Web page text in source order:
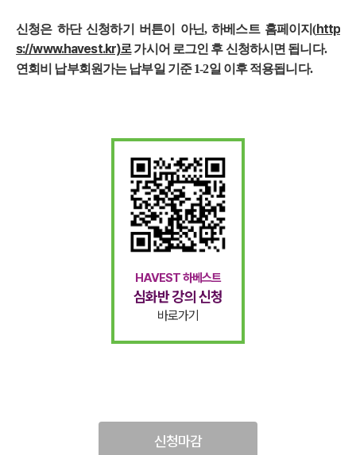
신청은 하단 신청하기 버튼이 아닌, 하베스트 홈페이지(http
s://www.havest.kr)로가시어 로그인 후 신청하시면 됩니다.
연회비 납부회원가는 납부일 기준 1-2일 이후 적용됩니다.
HAVEST 하베스트
심화반 강의 신청
바로가기
신청마감